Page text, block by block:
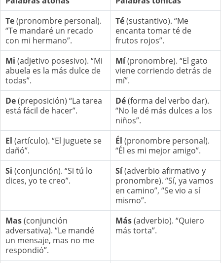
Te(pronombre personal).
“Te mandaré un recado
con mi hermano”.
Té(sustantivo). “Me
encanta tomar té de
frutos rojos”.
Mi (adjetivo posesivo). “Mi
abuela es la más dulce de
todas”.
Mí(pronombre). “El gato
viene corriendo detrás de
mí”.
De(preposición) “La tarea
está fácil de hacer”.
Dé(forma del verbo dar).
“No le dé más dulces a los
niños”.
El (artículo). “El juguete se
dañó”.
Él (pronombre personal).
“Él es mi mejor amigo”.
Si (conjunción). “Si tú lo
dices, yo te creo”.
Sí(adverbio afirmativo y
pronombre). “Sí, ya vamos
en camino”, “Se vio a sí
mismo”.
Mas(conjunción
adversativa). “Le mandé
un mensaje, mas no me
respondió”.
Más(adverbio). “Quiero
más torta”.